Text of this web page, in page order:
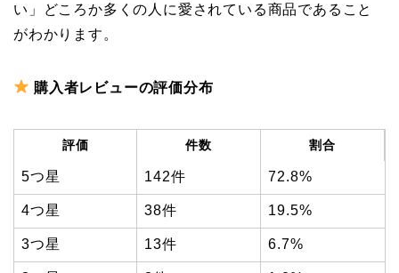
い」どころか多くの人に愛されている商品であること
がわかります。
購入者レビューの評価分布
評価 件数 割合
5つ星 142件 72.8%
4つ星 38件 19.5%
3つ星 13件 6.7%